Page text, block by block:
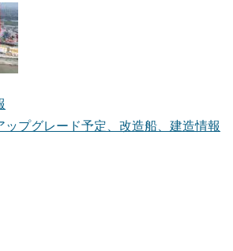
ップグレード予定、改造船、建造情報